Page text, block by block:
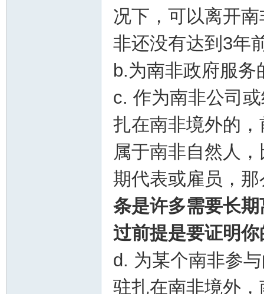
况下，可以离开
非还没有达到3年
b.为南非政府服
c. 作为南非公司
扎在南非境外的
属于南非自然人
期代表或雇员，
条是许多需要长
过前提是要证明
d. 为某个南非参
驻扎在南非境外